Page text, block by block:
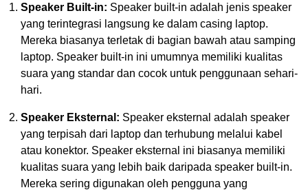
Speaker Built-in: Speaker built-in adalah jenis speaker
yang terintegrasi langsung ke dalam casing laptop.
Mereka biasanya terletak di bagian bawah atau samping
laptop. Speaker built-in ini umumnya memiliki kualitas
suara yang standar dan cocok untuk penggunaan sehari-
hari.
Speaker Eksternal: Speaker eksternal adalah speaker
yang terpisah dari laptop dan terhubung melalui kabel
atau konektor. Speaker eksternal ini biasanya memiliki
kualitas suara yang lebih baik daripada speaker built-in.
Mereka sering digunakan oleh pengguna yang